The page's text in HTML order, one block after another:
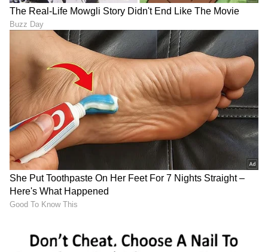
ಬೆಂಗಳೂರಿನಲ್ಲಿ ಕಡಿಮೆ ಬಾಡಿಗೆಗೆ
ಮನೆ ಬೇಕೇ?: ಉತ್ತಮ ಸಂಪರ್ಕ
ಹೊಂದಿರುವ 8 ಬಜೆಟ್ ಸ್ನೇಹಿ
ಏರಿಯಾಗಳಿವು
ರೇಣುಕಾಸ್ವಾಮಿ ಕೇಸ್: ವಾರಕ್ಕೆ 4
ದಿನ ವಿಚಾರಣೆ ನಡೆಸಲು ಸಮ್ಮತಿ,
ಕೋರ್ಟ್‌ಗೆ ದರ್ಶನ್‌ ಖುದ್ದು
ಹಾಜರಿಗೆ ವಕೀಲರ ಅರ್ಜಿ